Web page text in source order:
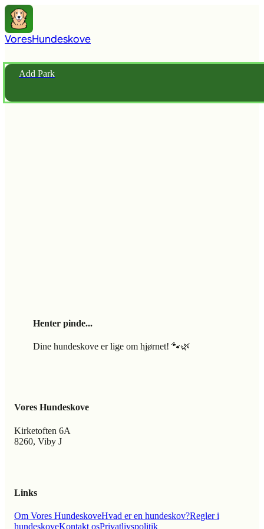
VoresHundeskove
Add Park
Henter pinde...
Dine hundeskove er lige om hjørnet! 🐾🌿
Vores Hundeskove
Kirketoften 6A
8260, Viby J
Links
Om Vores HundeskoveHvad er en hundeskov?Regler i
hundeskoveKontakt osPrivatlivspolitik